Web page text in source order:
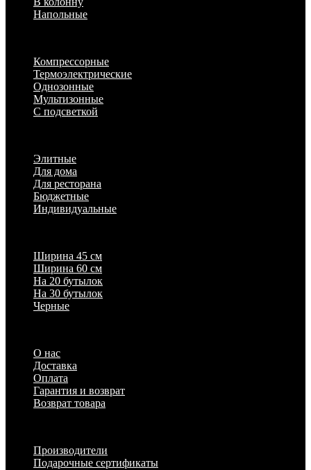
Напольные
Компрессорные
Термоэлектрические
Однозонные
Мультизонные
С подсветкой
Элитные
Для дома
Для ресторана
Бюджетные
Индивидуальные
Ширина 45 см
Ширина 60 см
На 20 бутылок
На 30 бутылок
Черные
О нас
Доставка
Оплата
Гарантия и возврат
Возврат товара
Производители
Подарочные сертификаты